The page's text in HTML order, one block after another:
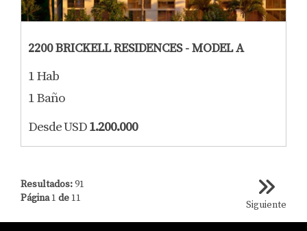
2200 BRICKELL RESIDENCES - MODEL A
1 Hab
1 Baño
Desde USD1.200.000
Siguiente
Resultados:91
Página1 de11